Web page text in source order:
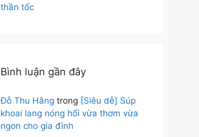
thần tốc
Bình luận gần đây
Đỗ Thu Hằng trong [Siêu dễ] Súp
khoai lang nóng hổi vừa thơm vừa
ngon cho gia đình